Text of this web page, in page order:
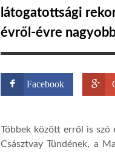
látogatottsági
évről-évre
Facebook
Többek között erről is
Császtvay Tündének, a